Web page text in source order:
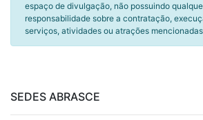
espaço de divulgação, não possuindo
responsabilidade sobre a contratação,
serviços, atividades ou atrações
SEDES ABRASCE